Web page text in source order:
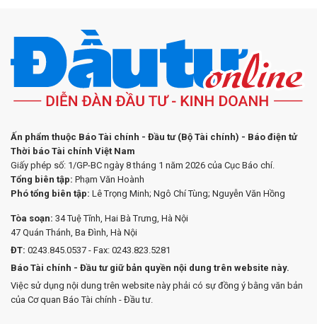
Ấn phẩm thuộc Báo Tài chính - Đầu tư (Bộ Tài chính) - Báo điện tử
Thời báo Tài chính Việt Nam
Giấy phép số: 1/GP-BC ngày 8 tháng 1 năm 2026 của Cục Báo chí.
Tổng biên tập: Phạm Văn Hoành
Phó tổng biên tập: Lê Trọng Minh; Ngô Chí Tùng; Nguyễn Văn Hồng
Tòa soạn: 34 Tuệ Tĩnh, Hai Bà Trưng, Hà Nội
47 Quán Thánh, Ba Đình, Hà Nội
ĐT: 0243.845.0537 - Fax: 0243.823.5281
Báo Tài chính - Đầu tư giữ bản quyền nội dung trên website này.
Việc sử dụng nội dung trên website này phải có sự đồng ý bằng văn bản
của Cơ quan Báo Tài chính - Đầu tư.